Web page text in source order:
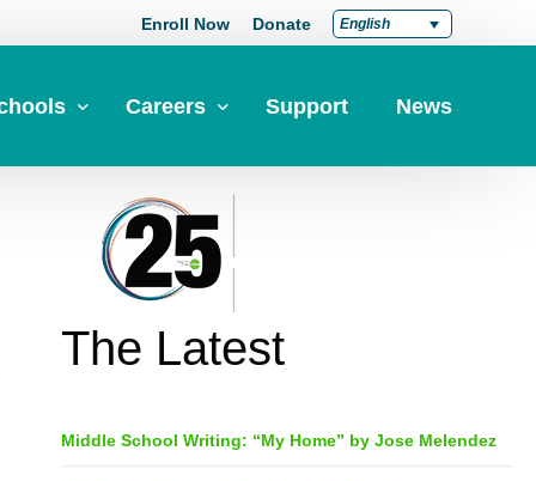
Enroll Now Donate English
Now
Schools
Careers
Career at Green Dot
Teach at Green Dot
Lead at Green Dot
Credentials
Clear Admin Credentials
Support News
The Latest
Middle School Writing: “My Home” by Jose Melendez